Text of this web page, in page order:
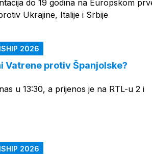
do 19 godina na Europskom
Ukrajine, Italije i Srbije
2026
Vatrene protiv Španjolske?
u 13:30, a prijenos je na RTL-u 2 i
2026